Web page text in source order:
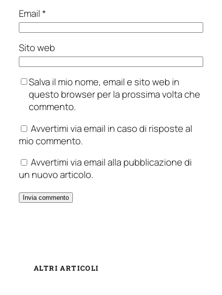
Email*
Sito web
Salva il mio nome, email e sito web in
questo browser per la prossima volta che
commento.
Avvertimi via email in caso di risposte al
mio commento.
Avvertimi via email alla pubblicazione di
un nuovo articolo.
ALTRI ARTICOLI